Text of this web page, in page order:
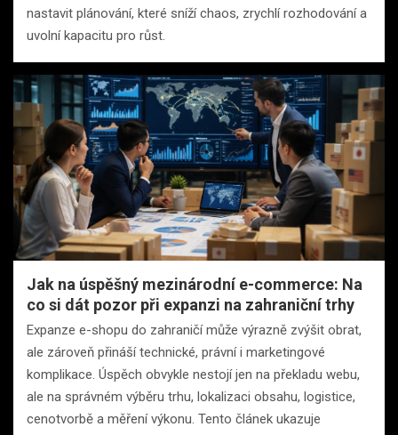
nastavit plánování, které sníží chaos, zrychlí rozhodování a
uvolní kapacitu pro růst.
Jak na úspěšný mezinárodní e-commerce: Na
co si dát pozor při expanzi na zahraniční trhy
Expanze e-shopu do zahraničí může výrazně zvýšit obrat,
ale zároveň přináší technické, právní i marketingové
komplikace. Úspěch obvykle nestojí jen na překladu webu,
ale na správném výběru trhu, lokalizaci obsahu, logistice,
cenotvorbě a měření výkonu. Tento článek ukazuje